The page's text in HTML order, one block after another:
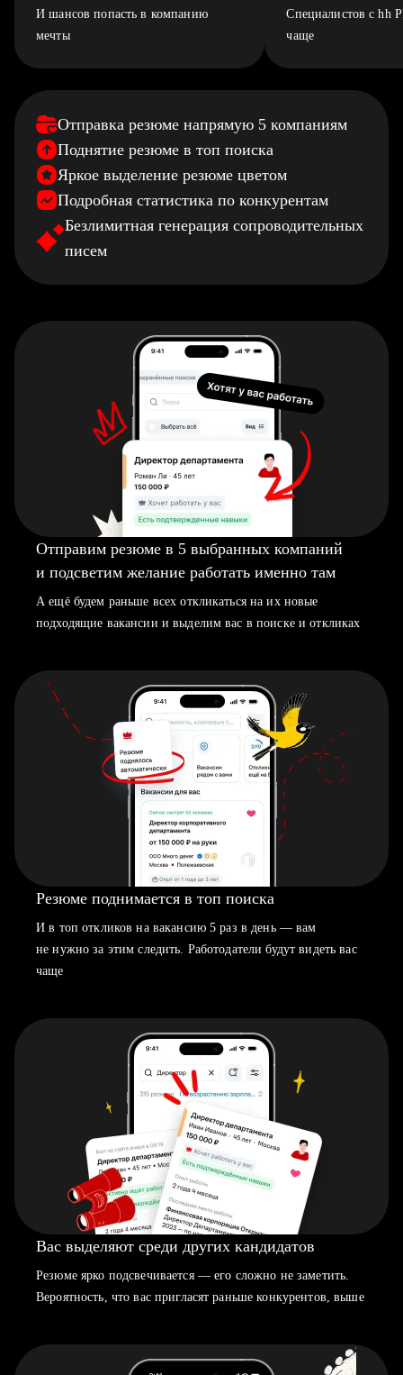
И шансов попасть в компанию
мечты
Специалистов с hh
чаще
Отправка резюме напрямую 5 компаниям
Поднятие резюме в топ поиска
Яркое выделение резюме цветом
Подробная статистика по конкурентам
Безлимитная генерация сопроводительных
писем
Отправим резюме в 5 выбранных компаний
и подсветим желание работать именно там
А ещё будем раньше всех откликаться на их новые
подходящие вакансии и выделим вас в поиске и откликах
Резюме поднимается в топ поиска
И в топ откликов на вакансию 5 раз в день — вам
не нужно за этим следить. Работодатели будут видеть вас
чаще
Вас выделяют среди других кандидатов
Резюме ярко подсвечивается — его сложно не заметить.
Вероятность, что вас пригласят раньше конкурентов, выше